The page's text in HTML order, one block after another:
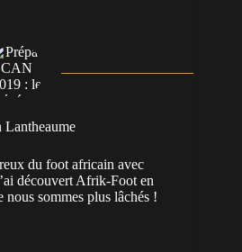
Lantheaume
du foot africain avec
découvert Afrik-Foot en
nous sommes plus lâchés !